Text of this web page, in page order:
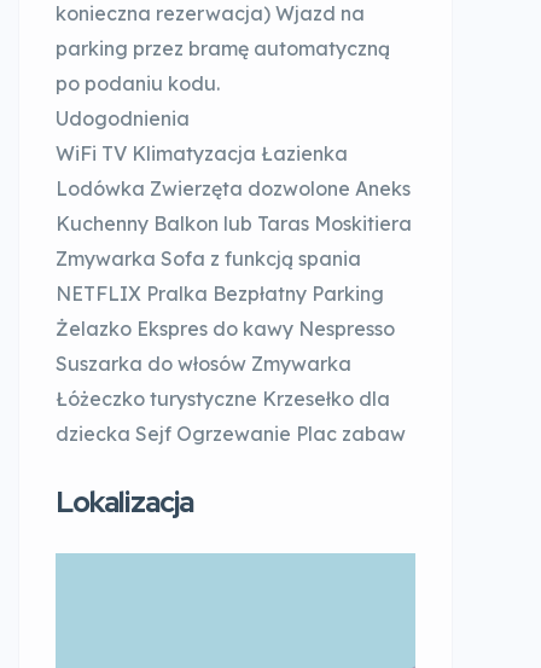
konieczna rezerwacja) Wjazd na
parking przez bramę automatyczną
po podaniu kodu.
Udogodnienia
WiFi TV Klimatyzacja Łazienka
Lodówka Zwierzęta dozwolone Aneks
Kuchenny Balkon lub Taras Moskitiera
Zmywarka Sofa z funkcją spania
NETFLIX Pralka Bezpłatny Parking
Żelazko Ekspres do kawy Nespresso
Suszarka do włosów Zmywarka
Łóżeczko turystyczne Krzesełko dla
dziecka Sejf Ogrzewanie Plac zabaw
Lokalizacja